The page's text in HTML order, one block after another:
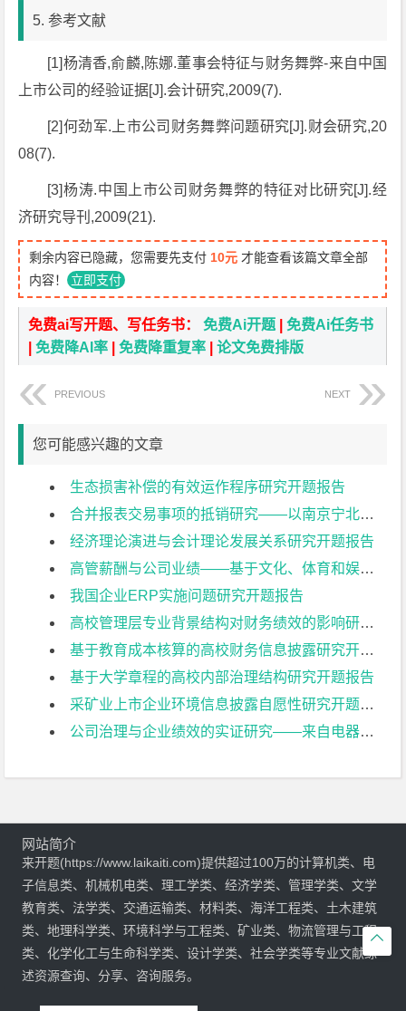
5. 参考文献
[1]杨清香,俞麟,陈娜.董事会特征与财务舞弊-来自中国
上市公司的经验证据[J].会计研究,2009(7).
[2]何劲军.上市公司财务舞弊问题研究[J].财会研究,20
08(7).
[3]杨涛.中国上市公司财务舞弊的特征对比研究[J].经
济研究导刊,2009(21).
剩余内容已隐藏，您需要先支付 10元 才能查看该篇文章全部
内容！ 立即支付
免费ai写开题、写任务书：免费Ai开题 |免费Ai任务书
|免费降AI率 |免费降重复率 |论文免费排版
PREVIOUS NEXT
您可能感兴趣的文章
生态损害补偿的有效运作程序研究开题报告
合并报表交易事项的抵销研究——以南京宁北轨道交通有限公司为例开题报告
经济理论演进与会计理论发展关系研究开题报告
高管薪酬与公司业绩——基于文化、体育和娱乐业上市公司的实证研究开题报告
我国企业ERP实施问题研究开题报告
高校管理层专业背景结构对财务绩效的影响研究开题报告
基于教育成本核算的高校财务信息披露研究开题报告
基于大学章程的高校内部治理结构研究开题报告
采矿业上市企业环境信息披露自愿性研究开题报告
公司治理与企业绩效的实证研究——来自电器机械及器材制造业上市公司的经验证据开题报告

网站简介
来开题(https://www.laikaiti.com)提供超过100万的计算机类、电
子信息类、机械机电类、理工学类、经济学类、管理学类、文学
教育类、法学类、交通运输类、材料类、海洋工程类、土木建筑
类、地理科学类、环境科学与工程类、矿业类、物流管理与工程
类、化学化工与生命科学类、设计学类、社会学类等专业文献综
述资源查询、分享、咨询服务。